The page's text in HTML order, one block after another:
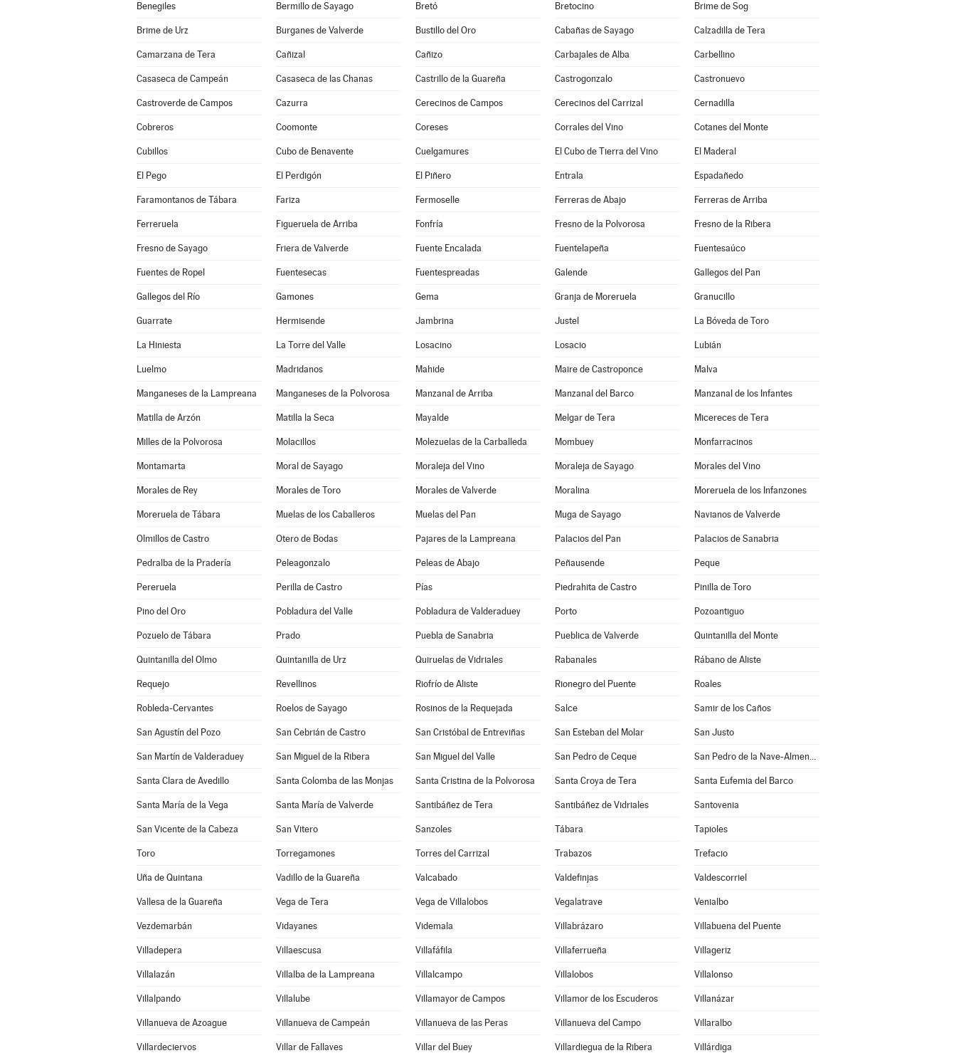
Benegiles Bermillo de Sayago Bretó Bretocino Brime de Sog
Brime de Urz Burganes de Valverde Bustillo del Oro Cabañas de Sayago Calzadilla de Tera
Camarzana de Tera Cañizal Cañizo Carbajales de Alba Carbellino
Casaseca de Campeán Casaseca de las Chanas Castrillo de la Guareña Castrogonzalo Castronuevo
Castroverde de Campos Cazurra Cerecinos de Campos Cerecinos del Carrizal Cernadilla
Cobreros Coomonte Coreses Corrales del Vino Cotanes del Monte
Cubillos Cubo de Benavente Cuelgamures El Cubo de Tierra del Vino El Maderal
El Pego El Perdigón El Piñero Entrala Espadañedo
Faramontanos de Tábara Fariza Fermoselle Ferreras de Abajo Ferreras de Arriba
Ferreruela Figueruela de Arriba Fonfría Fresno de la Polvorosa Fresno de la Ribera
Fresno de Sayago Friera de Valverde Fuente Encalada Fuentelapeña Fuentesaúco
Fuentes de Ropel Fuentesecas Fuentespreadas Galende Gallegos del Pan
Gallegos del Río Gamones Gema Granja de Moreruela Granucillo
Guarrate Hermisende Jambrina Justel La Bóveda de Toro
La Hiniesta La Torre del Valle Losacino Losacio Lubián
Luelmo Madridanos Mahide Maire de Castroponce Malva
Manganeses de la Lampreana Manganeses de la Polvorosa Manzanal de Arriba Manzanal del Barco Manzanal de los Infantes
Matilla de Arzón Matilla la Seca Mayalde Melgar de Tera Micereces de Tera
Milles de la Polvorosa Molacillos Molezuelas de la Carballeda Mombuey Monfarracinos
Montamarta Moral de Sayago Moraleja del Vino Moraleja de Sayago Morales del Vino
Morales de Rey Morales de Toro Morales de Valverde Moralina Moreruela de los Infanzones
Moreruela de Tábara Muelas de los Caballeros Muelas del Pan Muga de Sayago Navianos de Valverde
Olmillos de Castro Otero de Bodas Pajares de la Lampreana Palacios del Pan Palacios de Sanabria
Pedralba de la Pradería Peleagonzalo Peleas de Abajo Peñausende Peque
Pereruela Perilla de Castro Pías Piedrahita de Castro Pinilla de Toro
Pino del Oro Pobladura del Valle Pobladura de Valderaduey Porto Pozoantiguo
Pozuelo de Tábara Prado Puebla de Sanabria Pueblica de Valverde Quintanilla del Monte
Quintanilla del Olmo Quintanilla de Urz Quiruelas de Vidriales Rabanales Rábano de Aliste
Requejo Revellinos Riofrío de Aliste Rionegro del Puente Roales
Robleda-Cervantes Roelos de Sayago Rosinos de la Requejada Salce Samir de los Caños
San Agustín del Pozo San Cebrián de Castro San Cristóbal de Entreviñas San Esteban del Molar San Justo
San Martín de Valderaduey San Miguel de la Ribera San Miguel del Valle San Pedro de Ceque San Pedro de la Nave-Almendra
Santa Clara de Avedillo Santa Colomba de las Monjas Santa Cristina de la Polvorosa Santa Croya de Tera Santa Eufemia del Barco
Santa María de la Vega Santa María de Valverde Santibáñez de Tera Santibáñez de Vidriales Santovenia
San Vicente de la Cabeza San Vitero Sanzoles Tábara Tapioles
Toro Torregamones Torres del Carrizal Trabazos Trefacio
Uña de Quintana Vadillo de la Guareña Valcabado Valdefinjas Valdescorriel
Vallesa de la Guareña Vega de Tera Vega de Villalobos Vegalatrave Venialbo
Vezdemarbán Vidayanes Videmala Villabrázaro Villabuena del Puente
Villadepera Villaescusa Villafáfila Villaferrueña Villageriz
Villalazán Villalba de la Lampreana Villalcampo Villalobos Villalonso
Villalpando Villalube Villamayor de Campos Villamor de los Escuderos Villanázar
Villanueva de Azoague Villanueva de Campeán Villanueva de las Peras Villanueva del Campo Villaralbo
Villardeciervos Villar de Fallaves Villar del Buey Villardiegua de la Ribera Villárdiga